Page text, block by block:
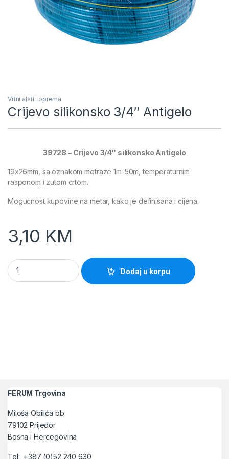
Vrtni alati i oprema
Crijevo silikonsko 3/4″ Antigelo
39728 – Crijevo 3/4″ silikonsko Antigelo
19x26mm, sa oznakom metraze 1m-50m, temperaturnim
rasponom i zutom crtom.
Mogucnost kupovine na metar, kako je definisana i cijena.
3,10 KM
Crijevo silikonsko 3/4" Antigelo quantity
Dodaj u korpu
FERUM Trgovina
Miloša Obilića bb
79102 Prijedor
Bosna i Hercegovina
Tel: +387 (0)52 240 630